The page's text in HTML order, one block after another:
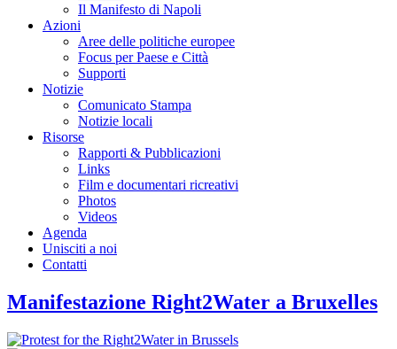
Il Manifesto di Napoli
Azioni
Aree delle politiche europee
Focus per Paese e Città
Supporti
Notizie
Comunicato Stampa
Notizie locali
Risorse
Rapporti & Pubblicazioni
Links
Film e documentari ricreativi
Photos
Videos
Agenda
Unisciti a noi
Contatti
Manifestazione Right2Water a Bruxelles